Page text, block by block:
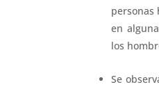
personas
en
los
Se